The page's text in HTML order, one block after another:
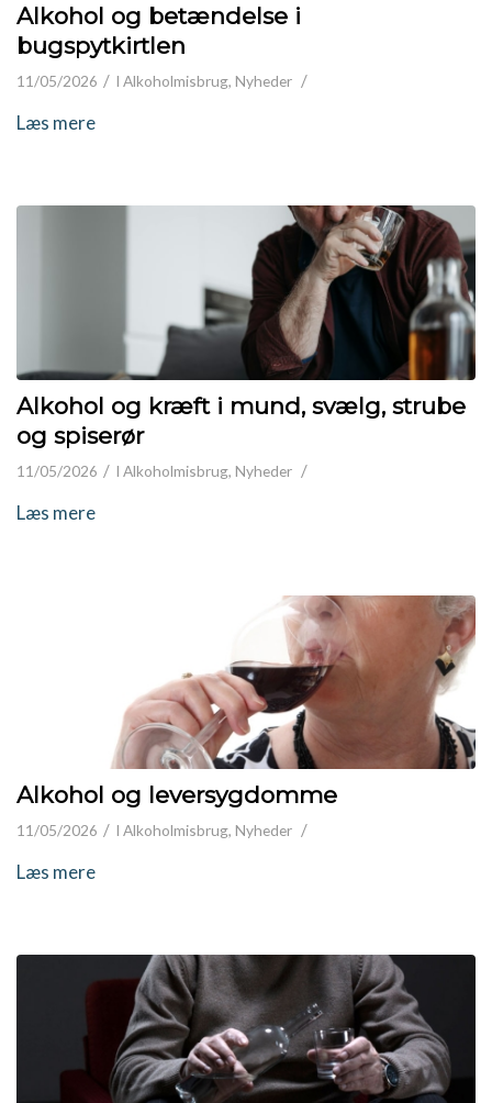
Alkohol og betændelse i
bugspytkirtlen
11/05/2026 / I Alkoholmisbrug, Nyheder /
Læs mere
Alkohol og kræft i mund, svælg, strube
og spiserør
11/05/2026 / I Alkoholmisbrug, Nyheder /
Læs mere
Alkohol og leversygdomme
11/05/2026 / I Alkoholmisbrug, Nyheder /
Læs mere